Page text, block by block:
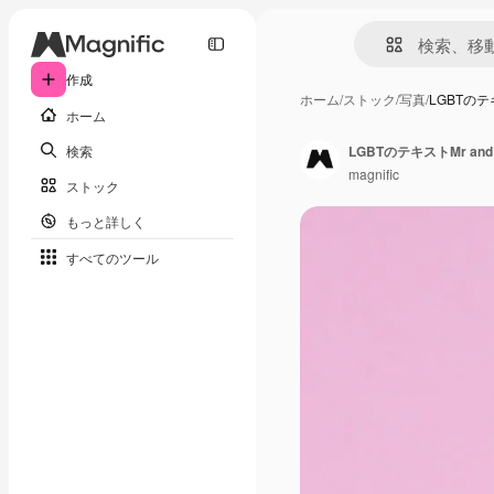
作成
ホーム
検索
ストック
もっと詳しく
すべてのツール
ホーム/ストック/写真/LGBTの
LGBTのテキストMr
magnific